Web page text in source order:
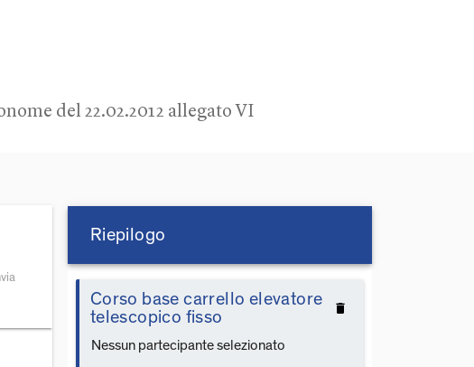
del 22.02.2012 allegato VI
Riepilogo
Corso base carrello elevatore
telescopico fisso
delete
Nessun partecipante selezionato